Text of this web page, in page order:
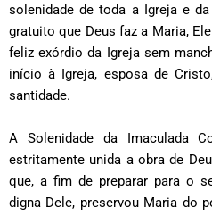
solenidade de toda a Igreja e
gratuito que Deus faz a Maria,
feliz exórdio da Igreja sem
início à Igreja, esposa de
santidade.
A Solenidade da Imaculada
estritamente unida a obra de
que, a fim de preparar para o
digna Dele, preservou Maria do